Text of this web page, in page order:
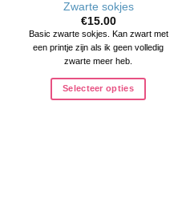
Zwarte sokjes
€15.00
Basic zwarte sokjes. Kan zwart met
een printje zijn als ik geen volledig
zwarte meer heb.
Selecteer opties